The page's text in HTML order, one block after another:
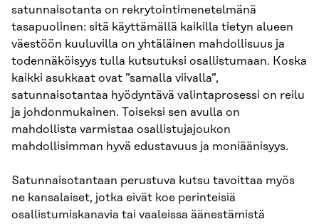
satunnaisotanta on rekrytointimenetelmänä
tasapuolinen: sitä käyttämällä kaikilla tietyn alueen
väestöön kuuluvilla on yhtäläinen mahdollisuus ja
todennäköisyys tulla kutsutuksi osallistumaan. Koska
kaikki asukkaat ovat ”samalla viivalla”,
satunnaisotantaa hyödyntävä valintaprosessi on reilu
ja johdonmukainen. Toiseksi sen avulla on
mahdollista varmistaa osallistujajoukon
mahdollisimman hyvä edustavuus ja moniäänisyys.
Satunnaisotantaan perustuva kutsu tavoittaa myös
ne kansalaiset, jotka eivät koe perinteisiä
osallistumiskanavia tai vaaleissa äänestämistä